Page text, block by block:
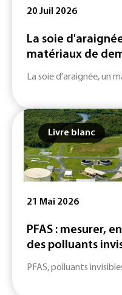
20 Juil 2026
La soie
matériaux de
La soie d'araignée, un
Livre blanc
21 Mai 2026
PFAS : mesurer,
des polluants
PFAS, polluants